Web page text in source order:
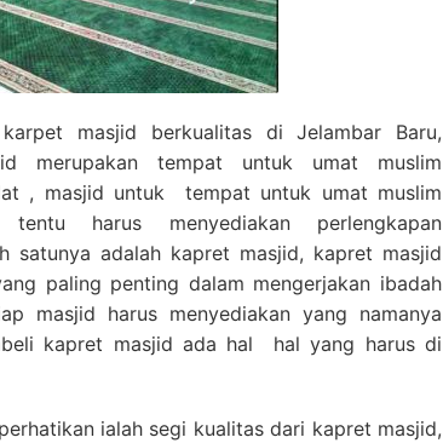
masjid berkualitas di Jelambar Baru,
merupakan tempat untuk umat muslim
, masjid untuk tempat untuk umat muslim
harus menyediakan perlengkapan
satunya adalah kapret masjid, kapret masjid
paling penting dalam mengerjakan ibadah
masjid harus menyediakan yang namanya
kapret masjid ada hal hal yang harus di
ialah segi kualitas dari kapret masjid,